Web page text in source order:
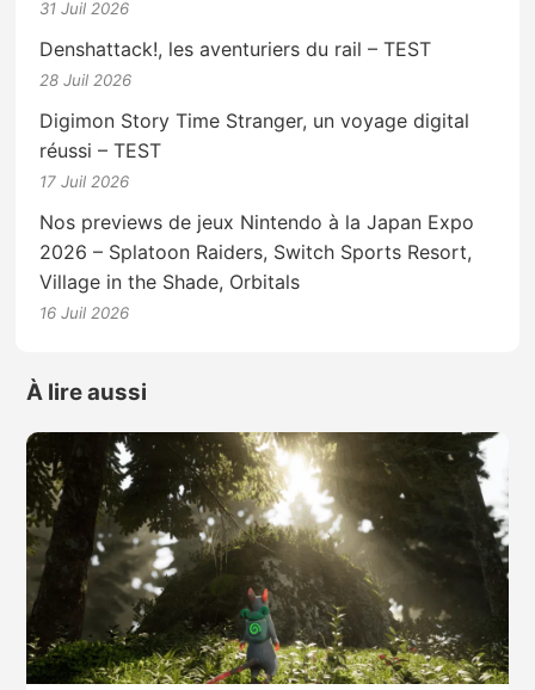
31 Juil 2026
Denshattack!, les aventuriers du rail – TEST
28 Juil 2026
Digimon Story Time Stranger, un voyage digital
réussi – TEST
17 Juil 2026
Nos previews de jeux Nintendo à la Japan Expo
2026 – Splatoon Raiders, Switch Sports Resort,
Village in the Shade, Orbitals
16 Juil 2026
À lire aussi